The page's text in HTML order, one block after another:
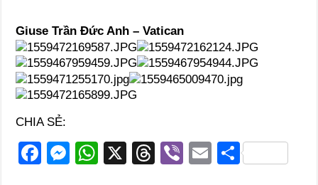
Giuse Trần Đức Anh – Vatican
CHIA SẺ:
F
M
W
X
T
Vi
E S